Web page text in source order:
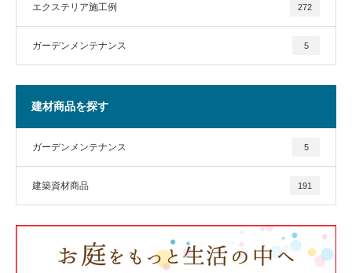
エクステリア施工例 272
ガーデンメンテナンス 5
建材商品を探す
ガーデンメンテナンス 5
建築資材商品 191